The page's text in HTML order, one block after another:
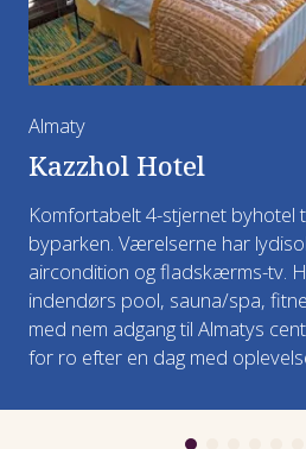
Overnatning: Khiva
Overnatning: Ashgabat
Almaty
Kazzhol Hotel
Komfortabelt 4-stjernet
byparken. Værelserne har
aircondition og fladskærms-tv.
indendørs pool, sauna/spa,
med nem adgang til Almatys
for ro efter en dag med